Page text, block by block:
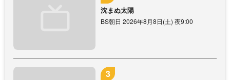
沈まぬ太陽
BS朝日 2026年8月8日(土) 夜9:00